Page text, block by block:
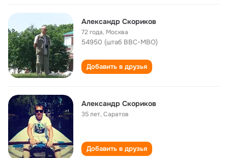
Александр Скориков
72 года, Москва
54950 (штаб ВВС-МВО)
Добавить в друзья
Александр Скориков
35 лет,Саратов
Добавить в друзья